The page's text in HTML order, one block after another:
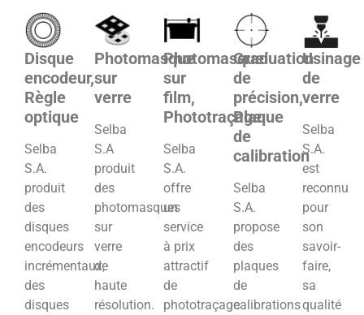
Disque
encodeur,
Règle
optique
Selba
S.A.
produit
des
disques
encodeurs
incrémentaux,
des
disques
Photomasque
sur
verre
Selba
S.A
produit
des
photomasques
sur
verre
de
haute
résolution.
Photomasque
sur
film,
Phototraçage
Selba
S.A.
offre
un
service
à prix
attractif
de
phototraçage
Graduation
de
précision,
Plaque
de
calibration
Selba
S.A.
propose
des
plaques
de
calibrations
Usinage
de
verre
Selba
S.A.
est
reconnu
pour
son
savoir-
faire,
sa
qualité